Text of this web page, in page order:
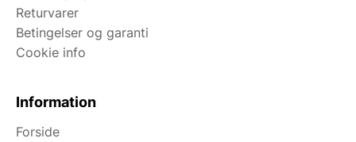
Returvarer
Betingelser og garanti
Cookie info
Information
Forside